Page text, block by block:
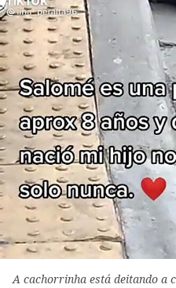
A cachorrinha está deitando a